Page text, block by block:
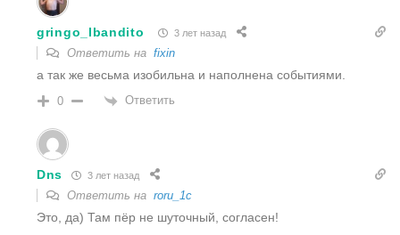
gringo_lbandito 3 лет назад
Ответить на fixin
а так же весьма изобильна и наполнена событиями.
0 Ответить
Dns 3 лет назад
Ответить на roru_1c
Это, да) Там пёр не шуточный, согласен!